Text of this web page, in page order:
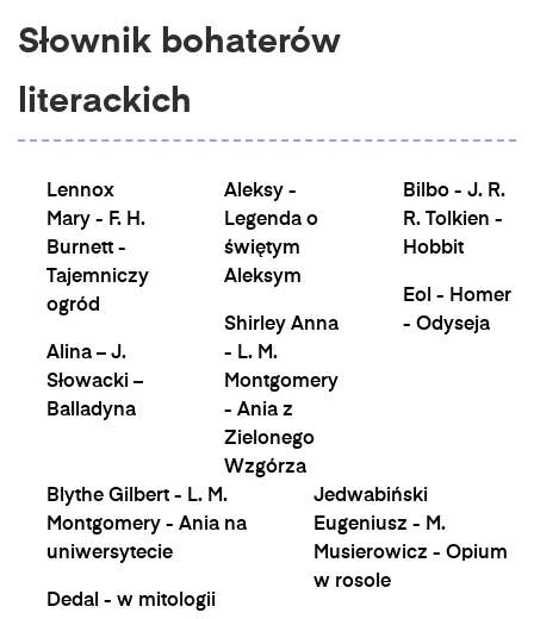
Słownik bohaterów
literackich
Lennox
Mary - F. H.
Burnett -
Tajemniczy
ogród
Alina – J.
Słowacki –
Balladyna
Aleksy -
Legenda o
świętym
Aleksym
Shirley Anna
- L. M.
Montgomery
- Ania z
Zielonego
Wzgórza
Bilbo - J. R.
R. Tolkien -
Hobbit
Eol - Homer
- Odyseja
Blythe Gilbert - L. M.
Montgomery - Ania na
uniwersytecie
Dedal - w mitologii
Jedwabiński
Eugeniusz - M.
Musierowicz - Opium
w rosole